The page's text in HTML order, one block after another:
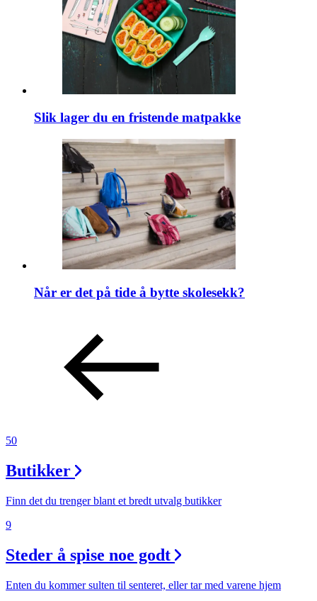
Slik lager du en fristende matpakke
Når er det på tide å bytte skolesekk?
50
Butikker
Finn det du trenger blant et bredt utvalg butikker
9
Steder å spise noe godt
Enten du kommer sulten til senteret, eller tar med varene hjem